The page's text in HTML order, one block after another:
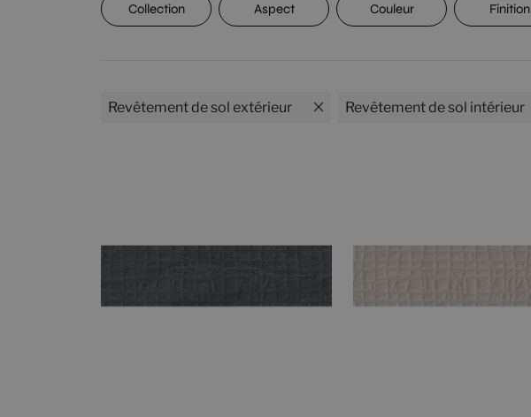
Collection Aspect Couleur Finition
Revêtement de sol extérieur Revêtement de sol intérieur